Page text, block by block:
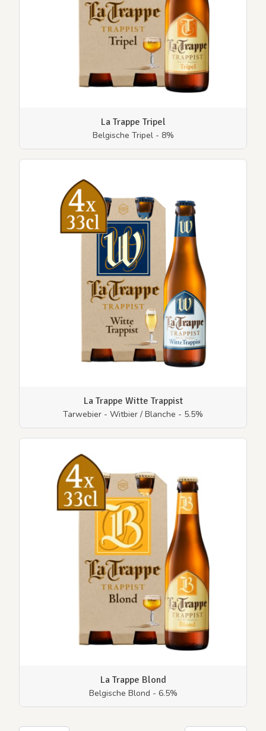
La Trappe Tripel
Belgische Tripel - 8%
La Trappe Witte Trappist
Tarwebier - Witbier / Blanche - 5.5%
La Trappe Blond
Belgische Blond - 6.5%